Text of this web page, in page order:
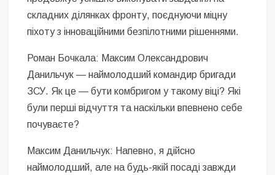
складних ділянках фронту, поєднуючи міцну
піхоту з інноваційними безпілотними рішеннями.
Роман Бочкала: Максим Олександрович
Данильчук — наймолодший командир бригади
ЗСУ. Як це — бути комбригом у такому віці? Які
були перші відчуття та наскільки впевнено себе
почуваєте?
Максим Данильчук: Напевно, я дійсно
наймолодший, але на будь-якій посаді завжди